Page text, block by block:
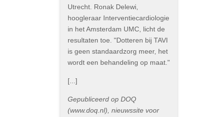
Utrecht. Ronak Delewi,
hoogleraar Interventiecardiologie
in het Amsterdam UMC, licht de
resultaten toe. "Dotteren bij TAVI
is geen standaardzorg meer, het
wordt een behandeling op maat."
[...]
Gepubliceerd op DOQ
(www.doq.nl), nieuwssite voor